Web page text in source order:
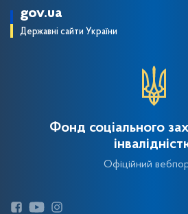
gov.ua
Державні сайти України
Фонд соціального
Офіційний